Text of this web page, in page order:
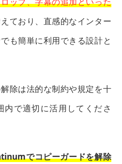
ており、直感的なインター
も簡単に利用できる設計と
除は法的な制約や規定を十
内で適切に活用してくださ
でコピーガードを解除